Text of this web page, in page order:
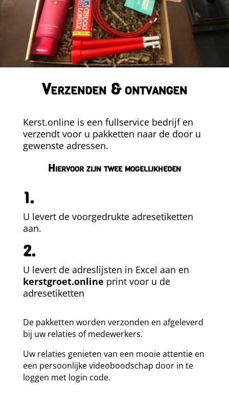
Verzenden & ontvangen
Kerst.online is een fullservice bedrijf en
verzendt voor u pakketten naar de door u
gewenste adressen.
Hiervoor zijn twee mogelijkheden
1.
U levert de voorgedrukte adresetiketten
aan.
2.
U levert de adreslijsten in Excel aan en
kerstgroet.online print voor u de
adresetiketten
De pakketten worden verzonden en afgeleverd
bij uw relaties of medewerkers.
Uw relaties genieten van een mooie attentie en
een persoonlijke videoboodschap door in te
loggen met login code.